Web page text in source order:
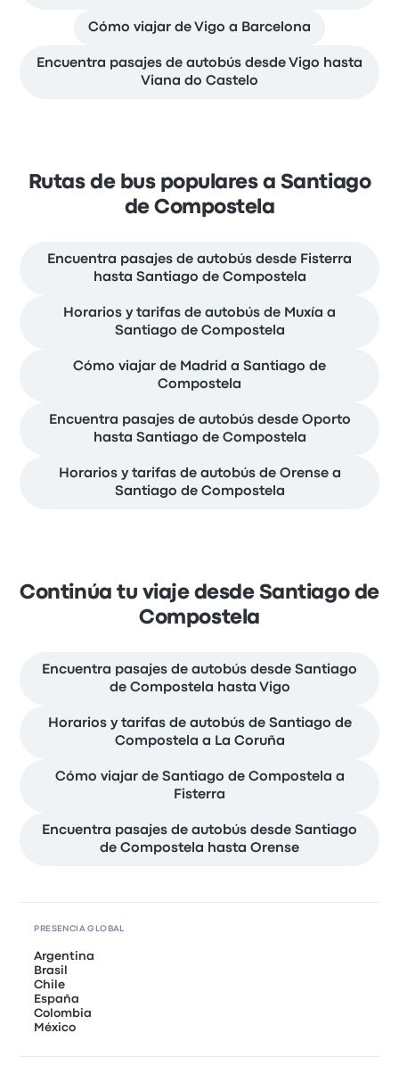
Cómo viajar de Vigo a Barcelona
Encuentra pasajes de autobús desde Vigo hasta
Viana do Castelo
Rutas de bus populares a Santiago
de Compostela
Encuentra pasajes de autobús desde Fisterra
hasta Santiago de Compostela
Horarios y tarifas de autobús de Muxía a
Santiago de Compostela
Cómo viajar de Madrid a Santiago de
Compostela
Encuentra pasajes de autobús desde Oporto
hasta Santiago de Compostela
Horarios y tarifas de autobús de Orense a
Santiago de Compostela
Continúa tu viaje desde Santiago de
Compostela
Encuentra pasajes de autobús desde Santiago
de Compostela hasta Vigo
Horarios y tarifas de autobús de Santiago de
Compostela a La Coruña
Cómo viajar de Santiago de Compostela a
Fisterra
Encuentra pasajes de autobús desde Santiago
de Compostela hasta Orense
PRESENCIA GLOBAL
Argentina
Brasil
Chile
España
Colombia
México